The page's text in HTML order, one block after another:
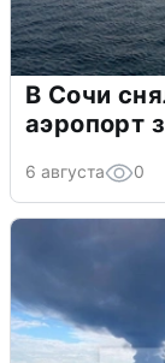
В Сочи
аэропорт
6 августа 0